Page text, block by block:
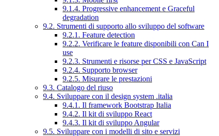
9.1.4. Progressive enhancement e Graceful
degradation
9.2. Strumenti di supporto allo sviluppo del software
9.2.1. Feature detection
9.2.2. Verificare le feature disponibili con Can I
use
9.2.3. Strumenti e risorse per CSS e JavaScript
9.2.4. Supporto browser
9.2.5. Misurare le prestazioni
9.3. Catalogo del riuso
9.4. Sviluppare con il design system .italia
9.4.1. Il framework Bootstrap Italia
9.4.2. Il kit di sviluppo React
9.4.3. Il kit di sviluppo Angular
9.5. Sviluppare con i modelli di sito e servizi